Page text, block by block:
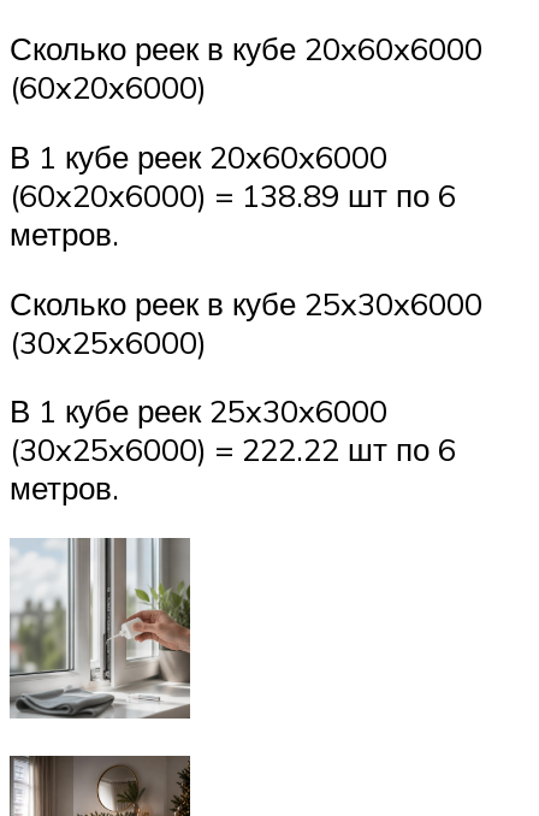
Сколько реек в кубе 20x60x6000
(60x20x6000)
В 1 кубе реек 20x60x6000
(60x20x6000) = 138.89 шт по 6
метров.
Сколько реек в кубе 25x30x6000
(30x25x6000)
В 1 кубе реек 25x30x6000
(30x25x6000) = 222.22 шт по 6
метров.